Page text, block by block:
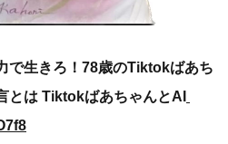
で生きろ！78歳のTiktokばあち
とは TiktokばあちゃんとAI